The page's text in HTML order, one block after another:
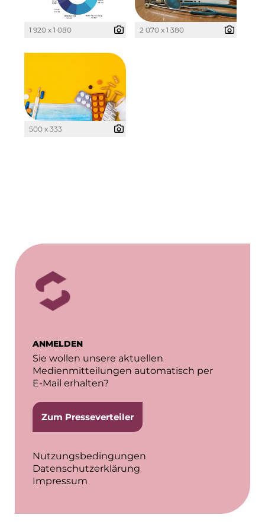
Clean Power Net (CPN)
Die Macherei
Die Werkbank IT
Docunite GmbH
Dr. Aribert Spiegler - Fotografie
Gemeinde Hallbergmoos
Gemeinde Taufkirchen
Gesangskollektiv Michael Ritter
H2Global
Hallberger Kultursommer
HERZOG MAX
Hotel Königshof München GmbH & Co. KG
1 920 x 1 080 2 070 x 1 380
500 x 333
ANMELDEN
Sie wollen unsere aktuellen
Medienmitteilungen automatisch per
E-Mail erhalten?
Zum Presseverteiler
Nutzungsbedingungen
Datenschutzerklärung
Impressum